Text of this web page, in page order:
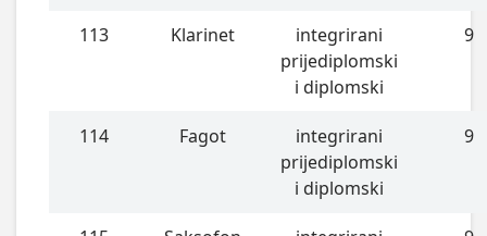
113 Klarinet
integrirani
prijediplomski
i diplomski
9
114 Fagot
integrirani
prijediplomski
i diplomski
9